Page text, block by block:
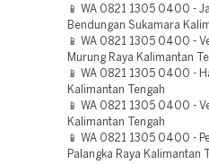
📱 WA 0821 1305 0400 -
Bendungan Sukamara
📱 WA 0821 1305 0400 -
Murung Raya Kalimantan
📱 WA 0821 1305 0400 -
Kalimantan Tengah
📱 WA 0821 1305 0400 -
Kalimantan Tengah
📱 WA 0821 1305 0400 -
Palangka Raya Kalimantan